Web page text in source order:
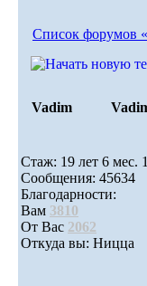
Список форумов
Vadim
Стаж: 19 лет 6 мес.
Сообщения: 45634
Благодарности:
Вам 3810
От Вас 2062
Откуда вы: Ницца